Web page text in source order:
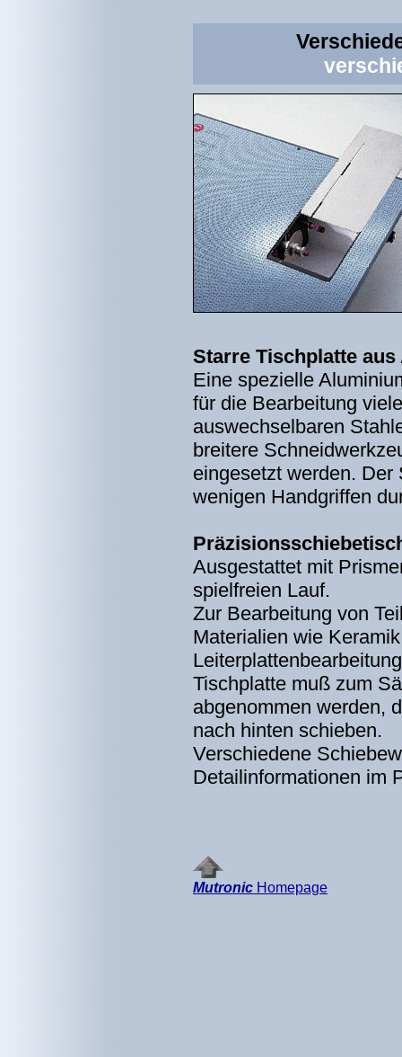
Starre Tischplatte
Eine spezielle
für die Bearbeitung
auswechselbaren
breitere
eingesetzt werden.
wenigen Handgriffen
Ausgestattet mit
spielfreien Lauf.
Zur Bearbeitung von
Materialien wie
Tischplatte muß zum
abgenommen werden,
nach hinten schieben.
Verschiedene
Detailinformationen im
Mutronic Homepage